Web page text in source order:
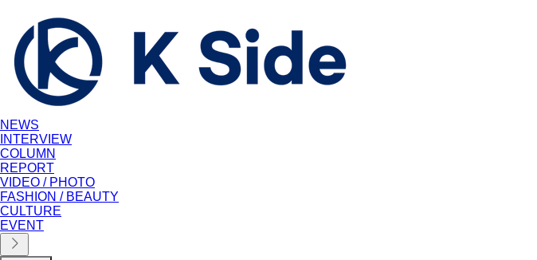
NEWS
INTERVIEW
COLUMN
REPORT
VIDEO / PHOTO
FASHION / BEAUTY
CULTURE
EVENT